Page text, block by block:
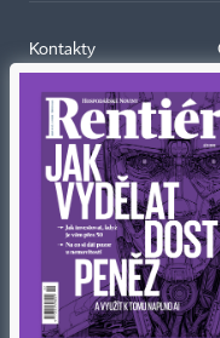
Kontakty
Economia
Kariéra v HN
Ceník inzerce
Koupit / darovat
Eventy